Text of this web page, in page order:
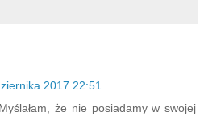
2017 22:51
że nie posiadamy w swojej